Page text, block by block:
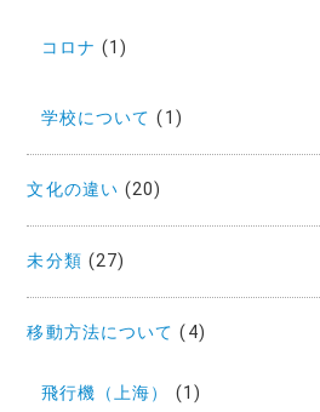
コロナ (1)
学校について (1)
文化の違い (20)
未分類 (27)
移動方法について (4)
飛行機（上海） (1)